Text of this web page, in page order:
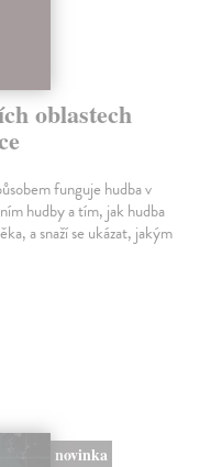
oblastech
funguje hudba v
hudby a tím, jak hudba
a snaží se ukázat, jakým
novinka